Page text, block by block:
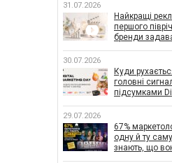
31.07.2026
Найкращі
першого
бренди
30.07.2026
Куди
головні
підсумками
29.07.2026
67%
одну й ту
знають, що